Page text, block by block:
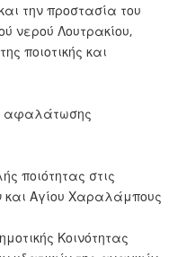
την προστασία του
νερού Λουτρακίου,
ποιοτικής και
αφαλάτωσης
ποιότητας στις
και Αγίου Χαραλάμπους
Κοινότητας